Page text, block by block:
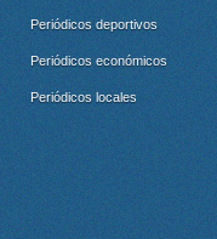
Periódicos deportivos
Periódicos económicos
Periódicos locales